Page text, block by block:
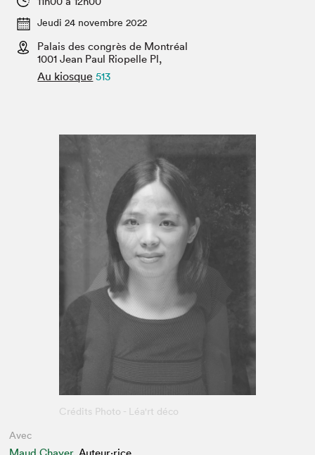
Espace exposant⋅e⋅s
Espace enseignant·e·s
Espace pro
Archives
Jeudi 24 novembre 2022
Palais des congrès de Montréal
1001 Jean Paul Riopelle Pl,
Au kiosque 513
Avec